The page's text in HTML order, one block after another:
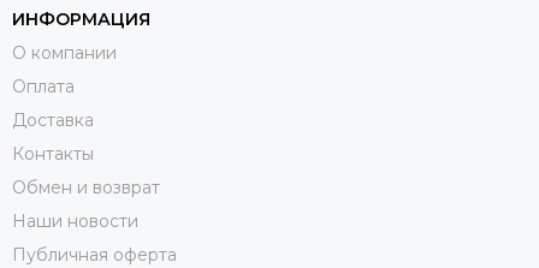
ИНФОРМАЦИЯ
О компании
Оплата
Доставка
Контакты
Обмен и возврат
Наши новости
Публичная оферта